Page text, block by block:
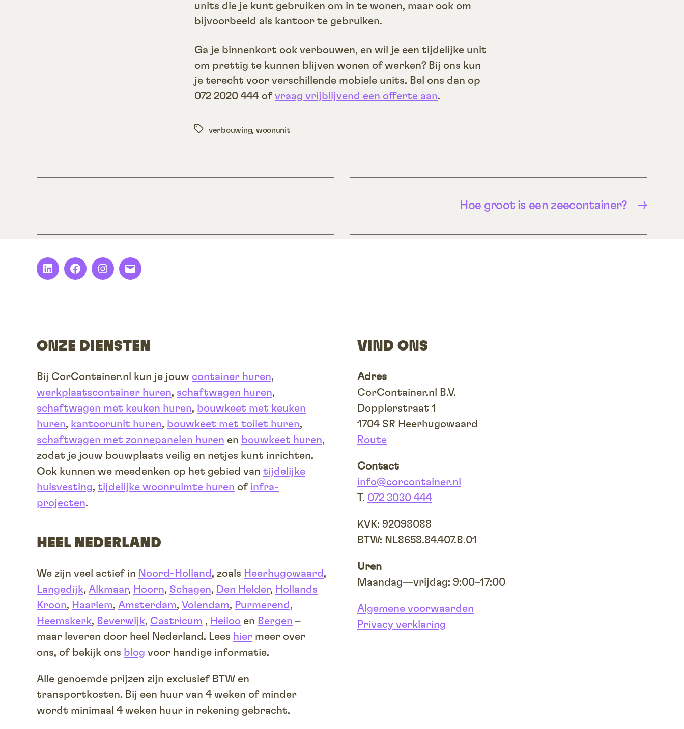
units die je kunt gebruiken om in te wonen, maar ook om
bijvoorbeeld als kantoor te gebruiken.
Ga je binnenkort ook verbouwen, en wil je een tijdelijke unit
om prettig te kunnen blijven wonen of werken? Bij ons kun
je terecht voor verschillende mobiele units. Bel ons dan op
072 2020 444 of vraag vrijblijvend een offerte aan.
Tagsverbouwing, woonunit
→
Hoe groot is een zeecontainer?
LinkedInFacebookInstagram
E-
ONZE DIENSTEN
Bij CorContainer.nl kun je jouw container huren,
werkplaatscontainer huren, schaftwagen huren,
schaftwagen met keuken huren, bouwkeet met keuken
huren, kantoorunit huren, bouwkeet met toilet huren,
schaftwagen met zonnepanelen huren en bouwkeet huren,
zodat je jouw bouwplaats veilig en netjes kunt inrichten.
Ook kunnen we meedenken op het gebied van tijdelijke
huisvesting, tijdelijke woonruimte huren of infra-
projecten.
HEEL NEDERLAND
We zijn veel actief in Noord-Holland, zoals Heerhugowaard,
Langedijk, Alkmaar, Hoorn, Schagen, Den Helder, Hollands
Kroon, Haarlem, Amsterdam, Volendam, Purmerend,
Heemskerk, Beverwijk, Castricum , Heiloo en Bergen –
maar leveren door heel Nederland. Lees hier meer over
ons, of bekijk ons blog voor handige informatie.
Alle genoemde prijzen zijn exclusief BTW en
transportkosten. Bij een huur van 4 weken of minder
wordt minimaal 4 weken huur in rekening gebracht.
VIND ONS
Adres
CorContainer.nl B.V.
Dopplerstraat 1
1704 SR Heerhugowaard
Route
Contact
info@corcontainer.nl
T. 072 3030 444
KVK: 92098088
BTW: NL8658.84.407.B.01
Uren
Maandag—vrijdag: 9:00–17:00
Algemene voorwaarden
Privacy verklaring